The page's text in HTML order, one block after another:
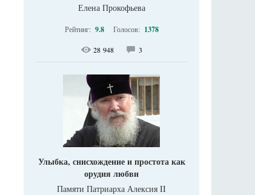
Елена Прокофьева
Рейтинг: 9.8 Голосов: 1378
28 948 3
Улыбка, снисхождение и простота как
орудия любви
Памяти Патриарха Алексия II